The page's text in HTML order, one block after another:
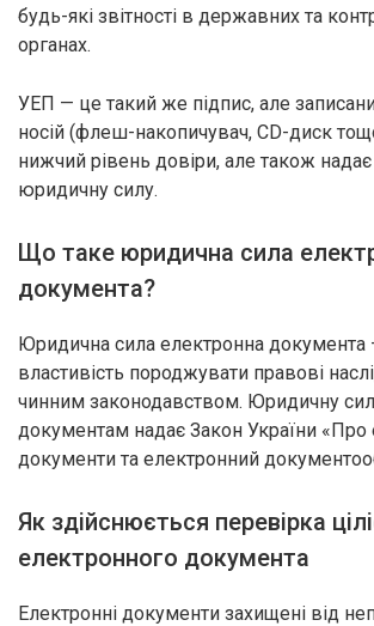
будь-які звітності в державних та
органах.
УЕП — це такий же підпис, але
носій (флеш-накопичувач, CD-диск
нижчий рівень довіри, але також
юридичну силу.
Що таке юридична сила
документа?
Юридична сила електронна документа
властивість породжувати правові
чинним законодавством. Юридичну
документам надає Закон України «Про
документи та електронний
Як здійснюється перевірка
електронного документа
Електронні документи захищені від